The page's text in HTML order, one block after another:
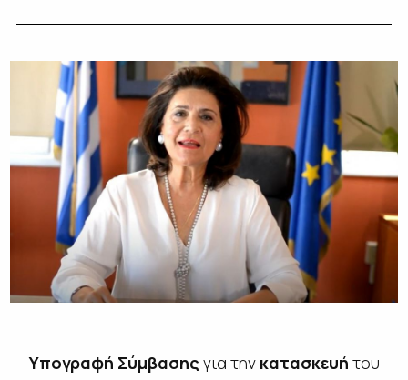
Υπογραφή Σύμβασης για την κατασκευή του